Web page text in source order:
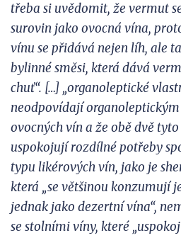
třeba si uvědomit, že vermut
surovin jako ovocná vína,
vínu se přidává nejen líh, ale
bylinné směsi, která dává
chuť“. […] „organoleptické
neodpovídají
ovocných vín a že obě dvě
uspokojují rozdílné potřeby
typu likérových vín, jako je
která „se většinou konzumují
jednak jako dezertní vína“,
se stolními víny, které